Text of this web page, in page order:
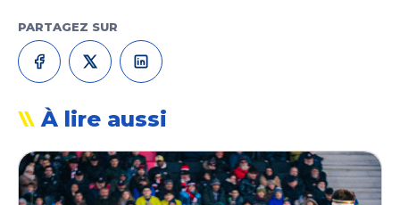
PARTAGEZ SUR
À lire aussi